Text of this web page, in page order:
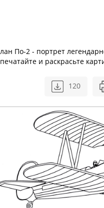
По-2 - портрет
и раскрасьте
120